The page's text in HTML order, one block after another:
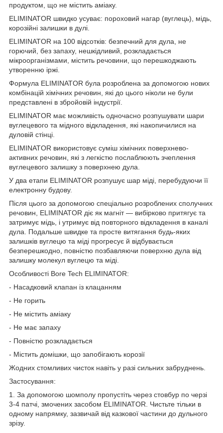
продуктом, що не містить аміаку.
ELIMINATOR швидко усуває: пороховий нагар (вуглець), мідь,
корозійні залишки в дулі.
ELIMINATOR на 100 відсотків: безпечний для дула, не
горючий, без запаху, нешкідливий, розкладається
мікроорганізмами, містить речовини, що перешкоджають
утворенню іржі.
Формула ELIMINATOR була розроблена за допомогою нових
комбінацій хімічних речовин, які до цього ніколи не були
представлені в збройовій індустрії.
ELIMINATOR має можливість одночасно розпушувати шари
вуглецевого та мідного відкладення, які накопичилися на
дуловій стінці.
ELIMINATOR використовує суміш хімічних поверхнево-
активних речовин, які з легкістю послаблюють зчеплення
вуглецевого залишку з поверхнею дула.
У два етапи ELIMINATOR розпушує шар міді, перебудуючи її
електронну будову.
Після цього за допомогою спеціально розроблених сполучних
речовин, ELIMINATOR діє як магніт — вибірково притягує та
затримує мідь, і утримує від повторного відкладення в каналі
дула. Подальше швидке та просте витягання будь-яких
залишків вуглецю та міді прогресує й відбувається
безперешкодно, повністю позбавляючи поверхню дула від
залишку молекул вуглецю та міді.
Особливості Bore Tech ELIMINATOR:
- Насадковий клапан із клацанням
- Не горить
- Не містить аміаку
- Не має запаху
- Повністю розкладається
- Містить домішки, що запобігають корозії
Жодних стомливих чисток навіть у разі сильних забруднень.
Застосування:
1. За допомогою шомполу пропустіть через стовбур по черзі
3-4 патчі, змочених засобом ELIMINATOR. Чистьте тільки в
одному напрямку, зазвичай від казкової частини до дульного
зрізу.